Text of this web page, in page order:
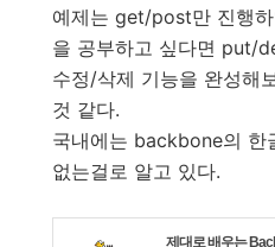
예제는 get/post만 진행
을 공부하고 싶다면 put/
수정/삭제 기능을 완성해
것 같다.
국내에는 backbone의 한
없는걸로 알고 있다.
제대로 배우는